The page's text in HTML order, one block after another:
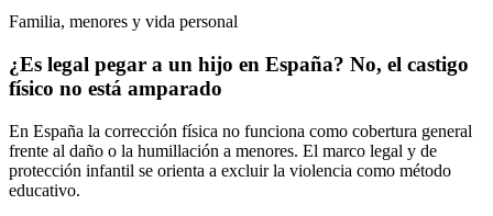
Familia, menores y vida personal
¿Es legal pegar a un hijo en España? No, el castigo
físico no está amparado
En España la corrección física no funciona como cobertura general
frente al daño o la humillación a menores. El marco legal y de
protección infantil se orienta a excluir la violencia como método
educativo.